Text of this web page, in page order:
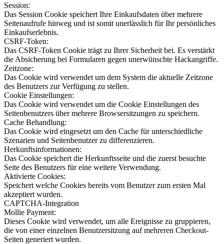
Session:
Das Session Cookie speichert Ihre Einkaufsdaten über mehrere
Seitenaufrufe hinweg und ist somit unerlässlich für Ihr persönliches
Einkaufserlebnis.
CSRF-Token:
Das CSRF-Token Cookie trägt zu Ihrer Sicherheit bei. Es verstärkt
die Absicherung bei Formularen gegen unerwünschte Hackangriffe.
Zeitzone:
Das Cookie wird verwendet um dem System die aktuelle Zeitzone
des Benutzers zur Verfügung zu stellen.
Cookie Einstellungen:
Das Cookie wird verwendet um die Cookie Einstellungen des
Seitenbenutzers über mehrere Browsersitzungen zu speichern.
Cache Behandlung:
Das Cookie wird eingesetzt um den Cache für unterschiedliche
Szenarien und Seitenbenutzer zu differenzieren.
Herkunftsinformationen:
Das Cookie speichert die Herkunftsseite und die zuerst besuchte
Seite des Benutzers für eine weitere Verwendung.
Aktivierte Cookies:
Speichert welche Cookies bereits vom Benutzer zum ersten Mal
akzeptiert wurden.
CAPTCHA-Integration
Mollie Payment:
Dieses Cookie wird verwendet, um alle Ereignisse zu gruppieren,
die von einer einzelnen Benutzersitzung auf mehreren Checkout-
Seiten generiert wurden.